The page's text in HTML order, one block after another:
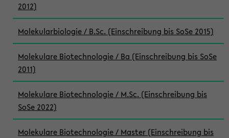
2012)
Molekularbiologie / B.Sc. (Einschreibung bis SoSe 2015)
Molekulare Biotechnologie / Ba (Einschreibung bis SoSe
2011)
Molekulare Biotechnologie / M.Sc. (Einschreibung bis
SoSe 2022)
Molekulare Biotechnologie / Master (Einschreibung bis